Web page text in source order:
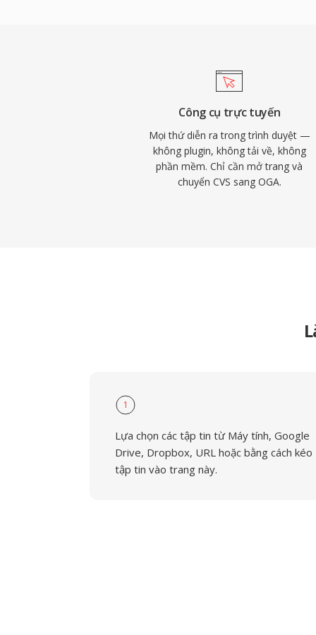
comment để gắn thẻ nghệ sĩ, album và
hóa. OGA phát được nguyên bản trên
trên Chromium, VLC và hầu hết môi
hợp cho phân phối âm thanh web và quy
Công cụ trực tuyến
Mọi thứ diễn ra trong trình duyệt —
không plugin, không tải về, không
phần mềm. Chỉ cần mở trang và
chuyển CVS sang OGA.
1
Lựa chọn các tập tin từ Máy tính, Google
Drive, Dropbox, URL hoặc bằng cách kéo
tập tin vào trang này.